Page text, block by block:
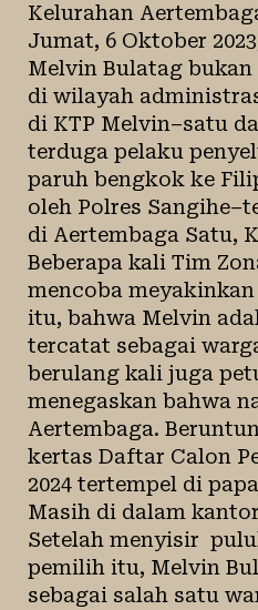
Kelurahan
Jumat, 6 Oktober
Melvin Bulatag
di wilayah
di KTP Melvin–satu
terduga pelaku
paruh bengkok ke
oleh Polres
di Aertembaga Satu,
Beberapa kali Tim
mencoba
itu, bahwa Melvin
tercatat sebagai
berulang kali juga
menegaskan bahwa
Aertembaga.
kertas Daftar Calon
2024 tertempel di
Masih di dalam
Setelah menyisir
pemilih itu, Melvin
sebagai salah satu